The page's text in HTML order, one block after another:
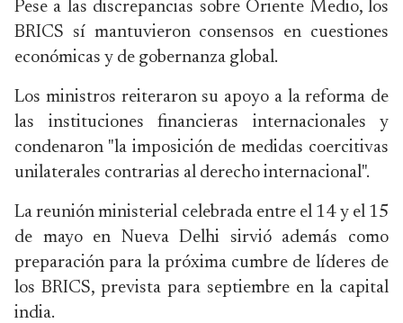
Pese a las discrepancias sobre Oriente Medio, los
BRICS sí mantuvieron consensos en cuestiones
económicas y de gobernanza global.
Los ministros reiteraron su apoyo a la reforma de
las instituciones financieras internacionales y
condenaron "la imposición de medidas coercitivas
unilaterales contrarias al derecho internacional".
La reunión ministerial celebrada entre el 14 y el 15
de mayo en Nueva Delhi sirvió además como
preparación para la próxima cumbre de líderes de
los BRICS, prevista para septiembre en la capital
india.